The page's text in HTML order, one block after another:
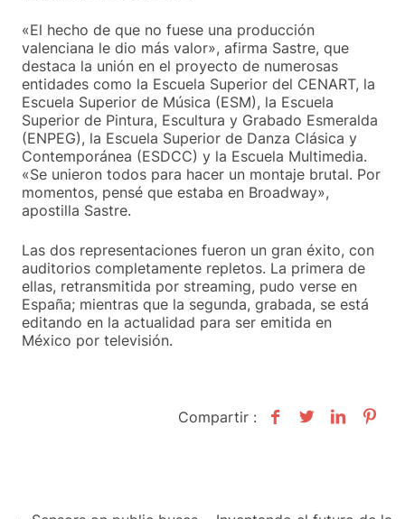
«El hecho de que no fuese una producción
valenciana le dio más valor», afirma Sastre, que
destaca la unión en el proyecto de numerosas
entidades como la Escuela Superior del CENART, la
Escuela Superior de Música (ESM), la Escuela
Superior de Pintura, Escultura y Grabado Esmeralda
(ENPEG), la Escuela Superior de Danza Clásica y
Contemporánea (ESDCC) y la Escuela Multimedia.
«Se unieron todos para hacer un montaje brutal. Por
momentos, pensé que estaba en Broadway»,
apostilla Sastre.
Las dos representaciones fueron un gran éxito, con
auditorios completamente repletos. La primera de
ellas, retransmitida por streaming, pudo verse en
España; mientras que la segunda, grabada, se está
editando en la actualidad para ser emitida en
México por televisión.
Compartir :